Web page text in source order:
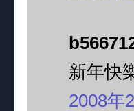
新年快
2008年